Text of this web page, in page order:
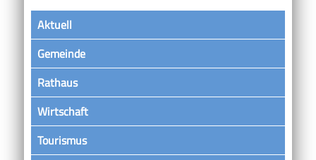
Aktuell
Gemeinde
Rathaus
Wirtschaft
Tourismus